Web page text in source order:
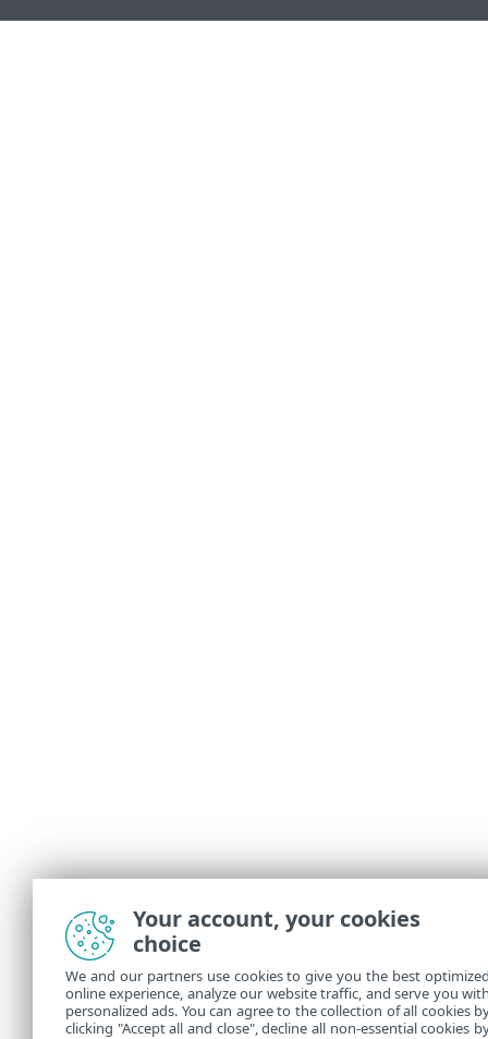
Your account, your cookies
choice
We and our partners use cookies to give you the best
online experience, analyze our website traffic, and serve you
personalized ads. You can agree to the collection of all cookies
clicking "Accept all and close", decline all non-essential cookies